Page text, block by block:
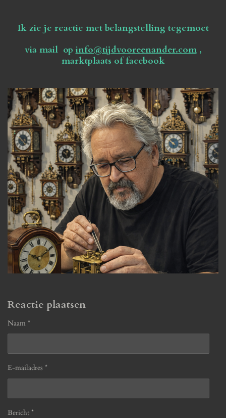
Ik zie je reactie met belangstelling tegemoet
via mail opinfo@tijdvooreenander.com,
marktplaats of facebook
Reactie plaatsen
Naam *
E-mailadres *
Bericht *